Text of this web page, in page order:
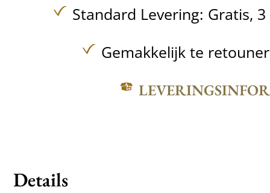
Standard Levering: Gratis,
Gemakkelijk te
Details